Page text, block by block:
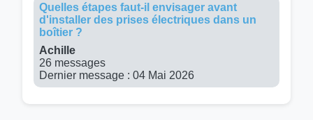
Quelles étapes faut-il envisager avant
d'installer des prises électriques dans un
boîtier ?
Achille
26 messages
Dernier message : 04 Mai 2026